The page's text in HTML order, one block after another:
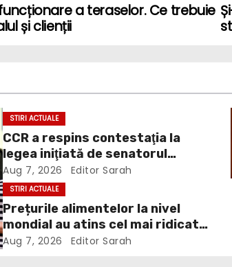
a teraselor. Ce trebuie
și clienții
STIRI ACTUALE
CCR a respins contestaţia la
legea iniţiată de senatorul
Zamfir de la PSD, care permite
reluarea construcţiei
hidrocentralelor din zonele
protejate
Aug 7, 2026 Editor Sarah
STIRI ACTUALE
Prețurile alimentelor la nivel
mondial au atins cel mai ridicat
nivel din ultimii peste trei ani. În
Aug 7, 2026 Editor Sarah